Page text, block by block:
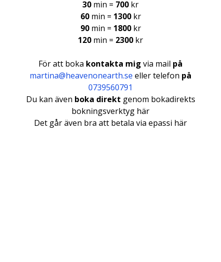
30 min = 700 kr
60min = 1300kr
90min = 1800kr
120 min = 2300 kr
För att boka kontakta mig via mail på
martina@heavenonearth.se eller telefon på
0739560791
Du kan även boka direkt genom bokadirekts
bokningsverktyg här
Det går även bra att betala via epassi här